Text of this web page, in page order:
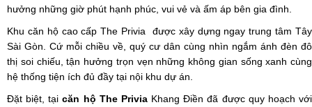
hưởng những giờ phút hạnh phúc, vui vẻ và ấm áp bên gia đình.
Khu căn hộ cao cấp The Privia được xây dựng ngay trung tâm Tây
Sài Gòn. Cứ mỗi chiều về, quý cư dân cùng nhìn ngắm ánh đèn đô
thị soi chiếu, tận hưởng trọn vẹn những không gian sống xanh cùng
hệ thống tiện ích đủ đầy tại nội khu dự án.
Đặt biệt, tạicăn hộ The PriviaKhang Điền đã được quy hoạch với